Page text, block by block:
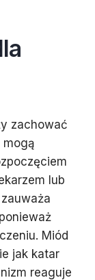
zachować
mogą
lub
Miód
jak katar
reaguje